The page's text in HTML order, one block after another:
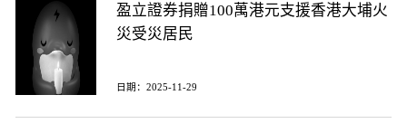
盈立證券捐贈100萬港元支援香港大埔火
災受災居民
日期：2025-11-29